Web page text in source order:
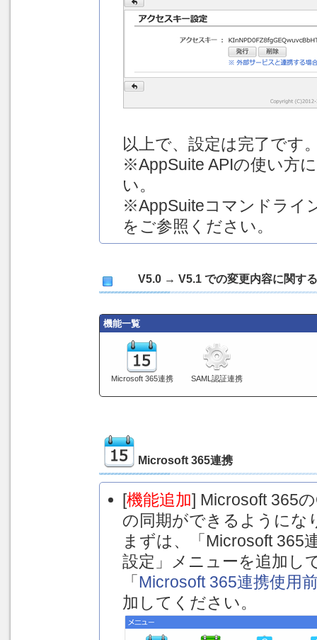
以上で、設定は完了です
※AppSuite APIの使い方
い。
※AppSuiteコマンドライ
をご参照ください。
V5.0 → V5.1 での変更内容に関す
機能一覧
Microsoft 365連携 SAML認証連携
Microsoft 365連携
[機能追加] Microsoft 365
の同期ができるようにな
まずは、「Microsoft 365
設定」メニューを追加し
「Microsoft 365連携使用
加してください。